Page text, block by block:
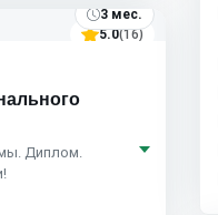
5.0(16)
3 мес.
Диплом.